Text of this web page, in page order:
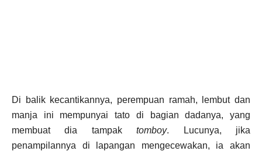
Di balik kecantikannya, perempuan ramah, lembut dan
manja ini mempunyai tato di bagian dadanya, yang
membuat dia tampaktomboy. Lucunya, jika
penampilannya di lapangan mengecewakan, ia akan